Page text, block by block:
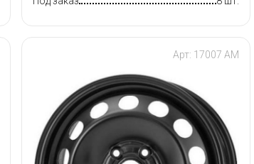
Арт: 17007 AM